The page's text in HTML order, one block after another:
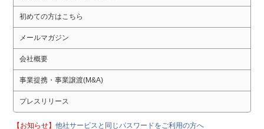
初めての方はこちら
メールマガジン
会社概要
事業提携・事業譲渡(M&A)
プレスリリース
【お知らせ】他社サービスと同じパスワードをご利用の方へ